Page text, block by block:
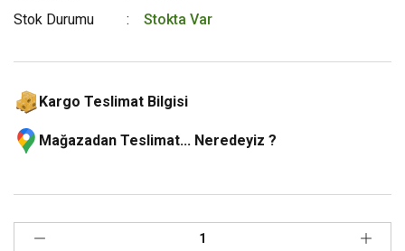
Stok Durumu
Stokta Var
Kargo Teslimat Bilgisi
Mağazadan Teslimat... Neredeyiz ?